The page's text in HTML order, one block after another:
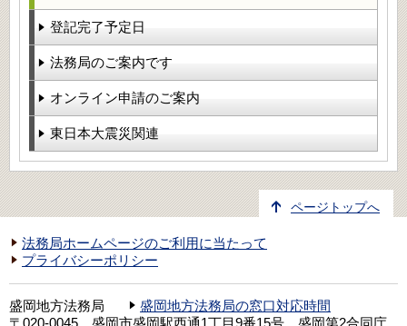
登記完了予定日
法務局のご案内です
オンライン申請のご案内
東日本大震災関連
ページトップへ
法務局ホームページのご利用に当たって
プライバシーポリシー
盛岡地方法務局
盛岡地方法務局の窓口対応時間